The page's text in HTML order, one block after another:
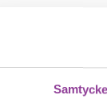
Samtycke
för